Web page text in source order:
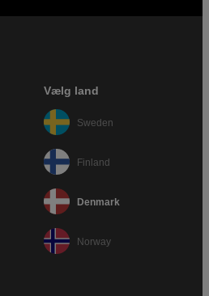
Vælg land
Sweden
Finland
Denmark
Norway